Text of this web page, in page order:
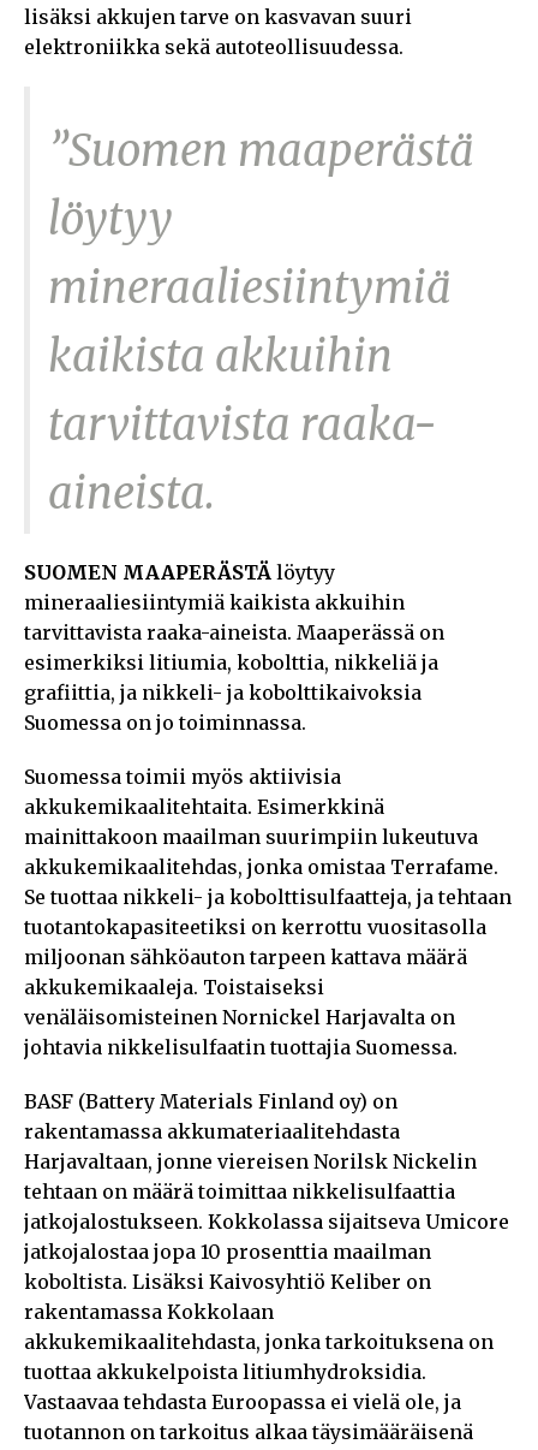
lisäksi akkujen tarve on kasvavan suuri
elektroniikka sekä autoteollisuudessa.
”Suomen maaperästä
löytyy
mineraaliesiintymiä
kaikista akkuihin
tarvittavista raaka-
aineista.
SUOMEN MAAPERÄSTÄ löytyy
mineraaliesiintymiä kaikista akkuihin
tarvittavista raaka-aineista. Maaperässä on
esimerkiksi litiumia, kobolttia, nikkeliä ja
grafiittia, ja nikkeli- ja kobolttikaivoksia
Suomessa on jo toiminnassa.
Suomessa toimii myös aktiivisia
akkukemikaalitehtaita. Esimerkkinä
mainittakoon maailman suurimpiin lukeutuva
akkukemikaalitehdas, jonka omistaa Terrafame.
Se tuottaa nikkeli- ja kobolttisulfaatteja, ja tehtaan
tuotantokapasiteetiksi on kerrottu vuositasolla
miljoonan sähköauton tarpeen kattava määrä
akkukemikaaleja. Toistaiseksi
venäläisomisteinen Nornickel Harjavalta on
johtavia nikkelisulfaatin tuottajia Suomessa.
BASF (Battery Materials Finland oy) on
rakentamassa akkumateriaalitehdasta
Harjavaltaan, jonne viereisen Norilsk Nickelin
tehtaan on määrä toimittaa nikkelisulfaattia
jatkojalostukseen. Kokkolassa sijaitseva Umicore
jatkojalostaa jopa 10 prosenttia maailman
koboltista. Lisäksi Kaivosyhtiö Keliber on
rakentamassa Kokkolaan
akkukemikaalitehdasta, jonka tarkoituksena on
tuottaa akkukelpoista litiumhydroksidia.
Vastaavaa tehdasta Euroopassa ei vielä ole, ja
tuotannon on tarkoitus alkaa täysimääräisenä